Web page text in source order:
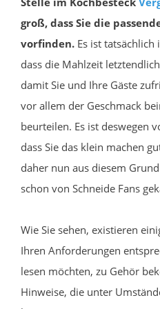
groß, dass Sie die
vorfinden. Es ist tatsächlich
dass die Mahlzeit
damit Sie und Ihre Gäste
vor allem der Geschmack
beurteilen. Es ist deswegen
dass Sie das klein machen
daher nun aus diesem
schon von Schneide Fans
Wie Sie sehen, existieren
Ihren Anforderungen
lesen möchten, zu Gehör
Hinweise, die unter